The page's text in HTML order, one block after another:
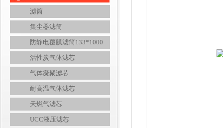
滤筒
集尘器滤筒
防静电覆膜滤筒133*1000
活性炭气体滤芯
气体凝聚滤芯
耐高温气体滤芯
天燃气滤芯
UCC液压滤芯